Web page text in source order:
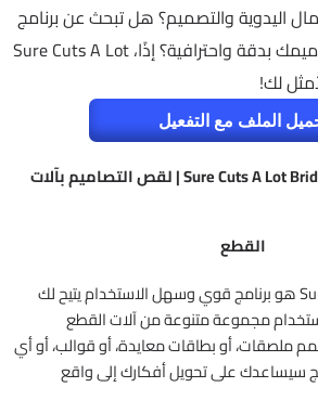
اليدوية والتصميم؟ هل تبحث عن برنامج
يساعدك على قص تصاميمك بدقة واحترافية؟ إذًا، Sure Cuts A Lot
الملف مع التفعيل
تحميل برنامج Sure Cuts A Lot Bridge Pro | لقص التصاميم بآلات
القطع
Sure Cuts A Lot Bridge Pro هو برنامج قوي وسهل الاستخدام يتيح لك
مجموعة متنوعة من آلات القطع
ملصقات، أو بطاقات معايدة، أو قوالب، أو أي
سيساعدك على تحويل أفكارك إلى واقع